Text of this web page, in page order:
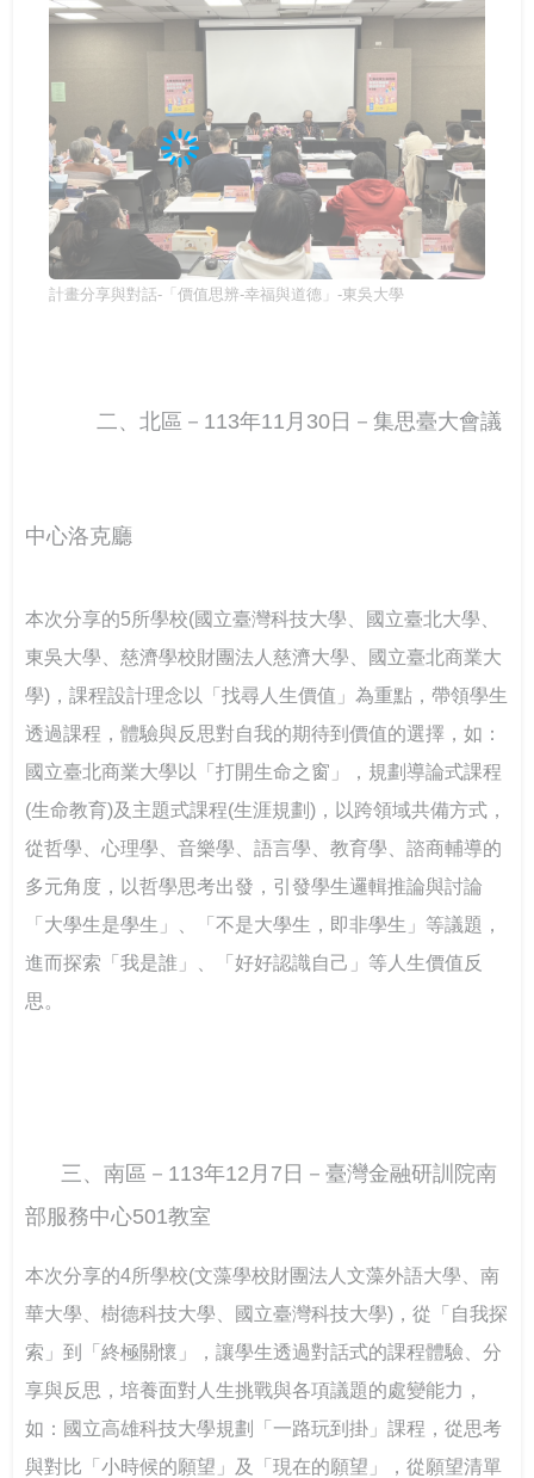
計畫分享與對話-「價值思辨-幸福與道德」-東吳大學
二、北區－113年11月30日－集思臺大會議
中心洛克廳
本次分享的5所學校(國立臺灣科技大學、國立臺北大學、
東吳大學、慈濟學校財團法人慈濟大學、國立臺北商業大
學)，課程設計理念以「找尋人生價值」為重點，帶領學生
透過課程，體驗與反思對自我的期待到價值的選擇，如：
國立臺北商業大學以「打開生命之窗」，規劃導論式課程
(生命教育)及主題式課程(生涯規劃)，以跨領域共備方式，
從哲學、心理學、音樂學、語言學、教育學、諮商輔導的
多元角度，以哲學思考出發，引發學生邏輯推論與討論
「大學生是學生」、「不是大學生，即非學生」等議題，
進而探索「我是誰」、「好好認識自己」等人生價值反
思。
三、南區－113年12月7日－臺灣金融研訓院南
部服務中心501教室
本次分享的4所學校(文藻學校財團法人文藻外語大學、南
華大學、樹德科技大學、國立臺灣科技大學)，從「自我探
索」到「終極關懷」，讓學生透過對話式的課程體驗、分
享與反思，培養面對人生挑戰與各項議題的處變能力，
如：國立高雄科技大學規劃「一路玩到掛」課程，從思考
與對比「小時候的願望」及「現在的願望」，從願望清單